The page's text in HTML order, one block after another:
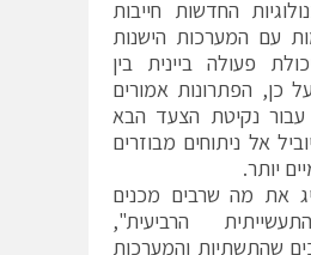
החדשות חייבות
עם המערכות הישנות
פעולה ביינית בין
כן, הפתרונות אמורים
נקיטת הצעד הבא
אל ניתוחים מבוזרים
יותר.
את מה שרבים מכנים
הרביעית",
שהתשתיות והמערכות